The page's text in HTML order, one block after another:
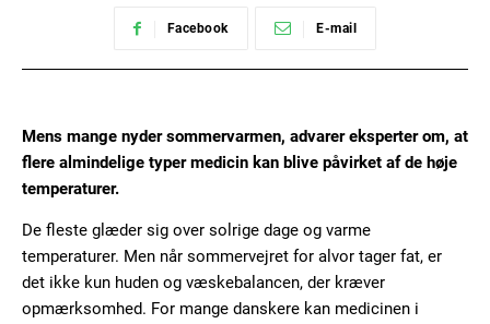
Facebook E-mail
Mens mange nyder sommervarmen, advarer eksperter om, at
flere almindelige typer medicin kan blive påvirket af de høje
temperaturer.
De fleste glæder sig over solrige dage og varme
temperaturer. Men når sommervejret for alvor tager fat, er
det ikke kun huden og væskebalancen, der kræver
opmærksomhed. For mange danskere kan medicinen i